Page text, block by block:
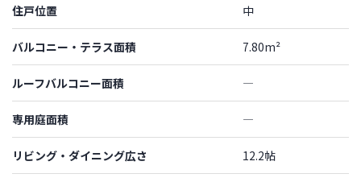
住戸位置 中
バルコニー・テラス面積 7.80m²
ルーフバルコニー面積 ―
専用庭面積 ―
リビング・ダイニング広さ 12.2帖